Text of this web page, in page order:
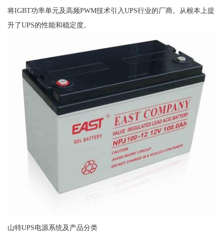
将IGBT功率单元及高频PWM技术引入UPS行业的厂商。从根本上提
升了UPS的性能和稳定度。
山特UPS电源系统及产品分类